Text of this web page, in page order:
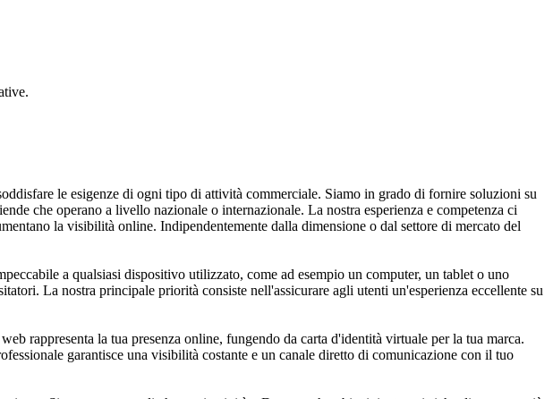
le esigenze di ogni tipo di attività commerciale. Siamo in grado di fornire soluzioni su
che operano a livello nazionale o internazionale. La nostra esperienza e competenza ci
la visibilità online. Indipendentemente dalla dimensione o dal settore di mercato del
a qualsiasi dispositivo utilizzato, come ad esempio un computer, un tablet o uno
La nostra principale priorità consiste nell'assicurare agli utenti un'esperienza eccellente su
rappresenta la tua presenza online, fungendo da carta d'identità virtuale per la tua marca.
garantisce una visibilità costante e un canale diretto di comunicazione con il tuo